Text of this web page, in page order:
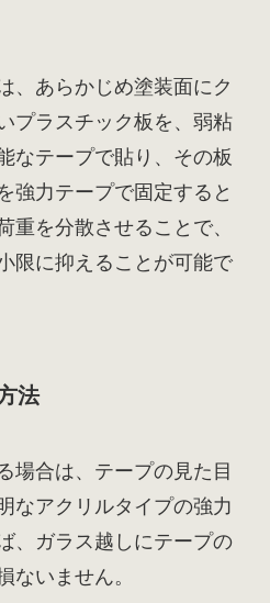
、あらかじめ塗装面にク
プラスチック板を、弱粘
なテープで貼り、その板
強力テープで固定すると
重を分散させることで、
限に抑えることが可能で
法
場合は、テープの見た目
なアクリルタイプの強力
、ガラス越しにテープの
ないません。